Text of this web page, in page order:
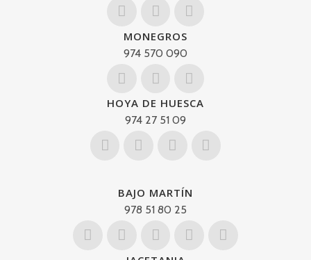
MONEGROS
974 570 090
HOYA DE HUESCA
974 27 51 09
BAJO MARTÍN
978 51 80 25